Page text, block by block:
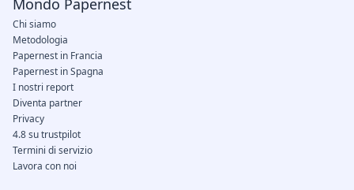
Mondo Papernest
Chi siamo
Metodologia
Papernest in Francia
Papernest in Spagna
I nostri report
Diventa partner
Privacy
4.8 su trustpilot
Termini di servizio
Lavora con noi